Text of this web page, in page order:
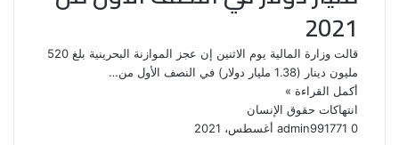
2021
قالت وزارة المالية يوم الاثنين إن عجز الموازنة البحرينية بلغ 520
مليون دينار (1.38 مليار دولار) في النصف الأول من…
أكمل القراءة »
انتهاكات حقوق الإنسان
admin9917 أغسطس، 2021 0